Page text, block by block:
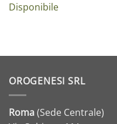
Disponibile
OROGENESI SRL
Roma(Sede Centrale)